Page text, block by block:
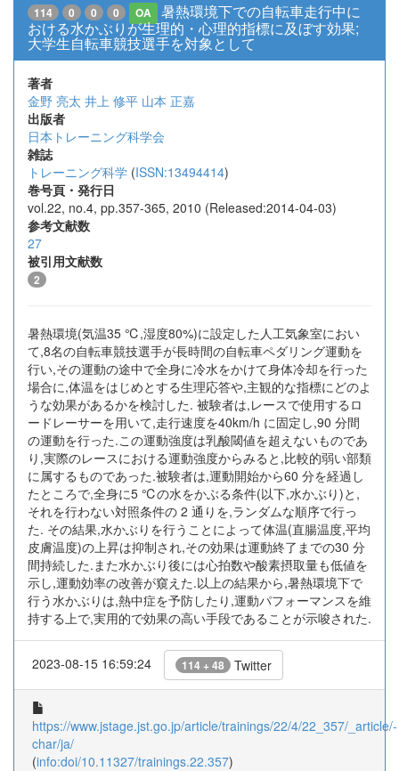
114 0 0 0 OA
暑熱環境下での自転車走行中に
おける水かぶりが生理的・心理的指標に及ぼす効果;
大学生自転車競技選手を対象として
著者
金野 亮太 井上 修平 山本 正嘉
出版者
日本トレーニング科学会
雑誌
トレーニング科学 (ISSN:13494414)
巻号頁・発行日
vol.22, no.4, pp.357-365, 2010 (Released:2014-04-03)
参考文献数
27
被引用文献数
2
暑熱環境(気温35 ℃,湿度80%)に設定した人工気象室におい
て,8名の自転車競技選手が長時間の自転車ペダリング運動を
行い,その運動の途中で全身に冷水をかけて身体冷却を行った
場合に,体温をはじめとする生理応答や,主観的な指標にどのよ
うな効果があるかを検討した. 被験者は,レースで使用するロ
ードレーサーを用いて,走行速度を40km/h に固定し,90 分間
の運動を行った.この運動強度は乳酸閾値を超えないものであ
り,実際のレースにおける運動強度からみると,比較的弱い部類
に属するものであった.被験者は,運動開始から60 分を経過し
たところで,全身に5 ℃の水をかぶる条件(以下,水かぶり)と,
それを行わない対照条件の 2 通りを,ランダムな順序で行っ
た. その結果,水かぶりを行うことによって体温(直腸温度,平均
皮膚温度)の上昇は抑制され,その効果は運動終了までの30 分
間持続した.また水かぶり後には心拍数や酸素摂取量も低値を
示し,運動効率の改善が窺えた.以上の結果から,暑熱環境下で
行う水かぶりは,熱中症を予防したり,運動パフォーマンスを維
持する上で,実用的で効果の高い手段であることが示唆された.
2023-08-15 16:59:24 114 + 48 Twitter
https://www.jstage.jst.go.jp/article/trainings/22/4/22_357/_article/-
char/ja/
(info:doi/10.11327/trainings.22.357)